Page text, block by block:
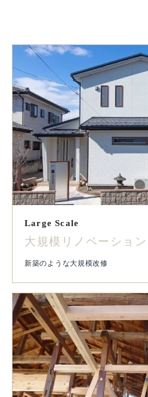
Large Scale
大規模リノベーション
新築のような大規模改修